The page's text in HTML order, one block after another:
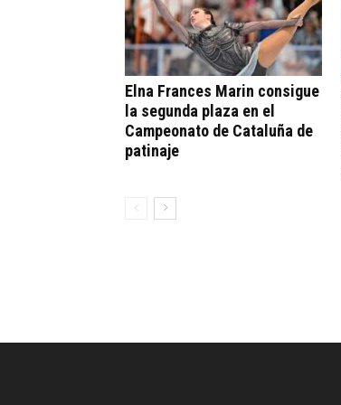
Elna Frances Marin consigue
la segunda plaza en el
Campeonato de Cataluña de
patinaje